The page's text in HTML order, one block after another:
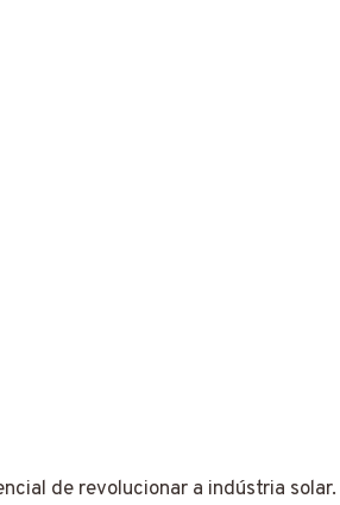
de revolucionar a indústria